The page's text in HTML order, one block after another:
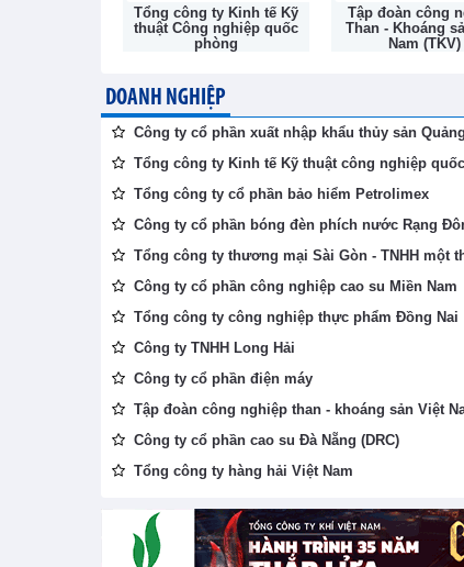
Tổng công ty Kinh tế Kỹ
thuật Công nghiệp quốc
phòng
Tập đoàn công
Than - Khoáng
Nam (TKV)
DOANH NGHIỆP
Công ty cổ phần xuất nhập khẩu thủy sản
Tổng công ty Kinh tế Kỹ thuật công nghiệp
Tổng công ty cổ phần bảo hiểm Petrolimex
Công ty cổ phần bóng đèn phích nước Rạng
Tổng công ty thương mại Sài Gòn - TNHH một
Công ty cổ phần công nghiệp cao su Miền Nam
Tổng công ty công nghiệp thực phẩm Đồng Nai
Công ty TNHH Long Hải
Công ty cổ phần điện máy
Tập đoàn công nghiệp than - khoáng sản Việt
Công ty cổ phần cao su Đà Nẵng (DRC)
Tổng công ty hàng hải Việt Nam